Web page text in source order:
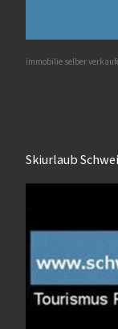
immobilie selber
Skiurlaub